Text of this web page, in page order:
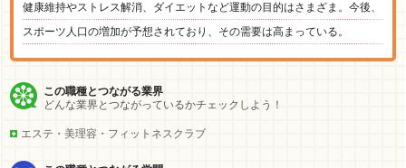
健康維持やストレス解消、ダイエットなど運動の目的はさまざま。今後、
スポーツ人口の増加が予想されており、その需要は高まっている。
この職種とつながる業界
どんな業界とつながっているかチェックしよう！
エステ・美理容・フィットネスクラブ